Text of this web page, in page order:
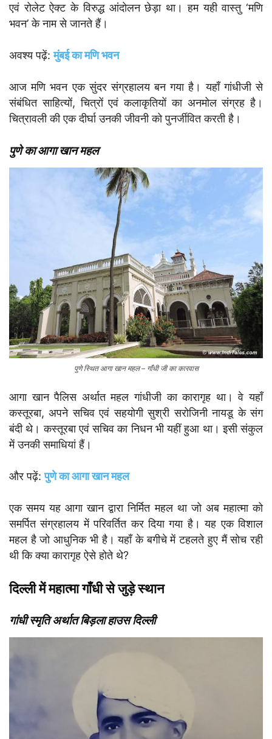
एवं रोलेट ऐक्ट के विरुद्ध आंदोलन छेड़ा था। हम यही वास्तु ‘मणि
भवन’ के नाम से जानते हैं।
अवश्य पढ़ें:मुंबई का मणि भवन
आज मणि भवन एक सुंदर संग्रहालय बन गया है। यहाँ गांधीजी से
संबंधित साहित्यों, चित्रों एवं कलाकृतियों का अनमोल संग्रह है।
चित्रावली की एक दीर्घा उनकी जीवनी को पुनर्जीवित करती है।
पुणे का आगा खान महल
पुणे स्थित आगा खान महल – गाँधी जी का कारवास
आगा खान पैलिस अर्थात महल गांधीजी का कारागृह था। वे यहाँ
कस्तूरबा, अपने सचिव एवं सहयोगी सुश्री सरोजिनी नायडू के संग
बंदी थे। कस्तूरबा एवं सचिव का निधन भी यहीं हुआ था। इसी संकुल
में उनकी समाधियां हैं।
और पढ़ें:पुणे का आगा खान महल
एक समय यह आगा खान द्वारा निर्मित महल था जो अब महात्मा को
समर्पित संग्रहालय में परिवर्तित कर दिया गया है। यह एक विशाल
महल है जो आधुनिक भी है। यहाँ के बगीचे में टहलते हुए मैं सोच रही
थी कि क्या कारागृह ऐसे होते थे?
दिल्ली में महात्मा गाँधी से जुड़े स्थान
गांधी स्मृति अर्थात बिड़ला हाउस दिल्ली